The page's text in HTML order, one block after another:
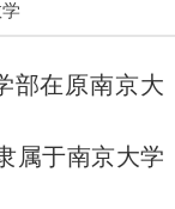
部在原南京大
属于南京大学